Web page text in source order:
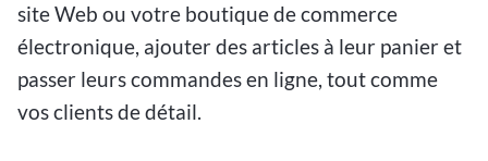
site Web ou votre boutique de commerce
électronique, ajouter des articles à leur panier et
passer leurs commandes en ligne, tout comme
vos clients de détail.